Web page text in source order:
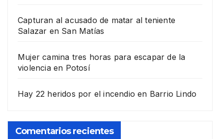
Capturan al acusado de matar al teniente
Salazar en San Matías
Mujer camina tres horas para escapar de la
violencia en Potosí
Hay 22 heridos por el incendio en Barrio Lindo
Comentarios recientes